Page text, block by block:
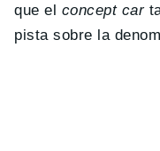
que el concept car
pista sobre la